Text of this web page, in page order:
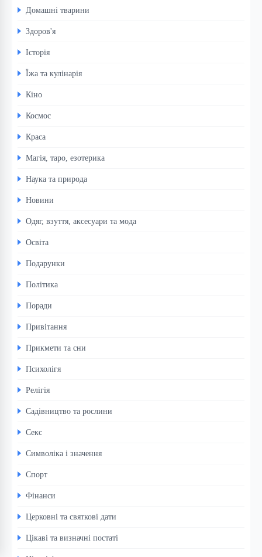
Домашні тварини
Здоров'я
Історія
Їжа та кулінарія
Кіно
Космос
Краса
Магія, таро, езотерика
Наука та природа
Новини
Одяг, взуття, аксесуари та мода
Освіта
Подарунки
Політика
Поради
Привітання
Прикмети та сни
Психолігя
Релігія
Садівництво та рослини
Секс
Символіка і значення
Спорт
Фінанси
Церковні та святкові дати
Цікаві та визначні постаті